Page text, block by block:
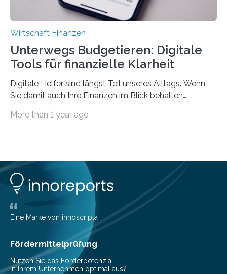
Wirtschaft Finanzen
Unterwegs Budgetieren: Digitale
Tools für finanzielle Klarheit
Digitale Helfer sind längst Teil unseres Alltags. Wenn
Sie damit auch Ihre Finanzen im Blick behalten
die genau das ermöglichen: Sie helfen Ihnen, Ausgaben
Lösungen interessieren. 1. Multibanking-Tools: Alle
Konten auf einen Blick Viele Banken bieten bereits in
ihrem Online-Banking eine Multibanking-Funktion an,
mit der sich Konten bei anderen Banken…
More than 1 year ago
Eine Marke von innoscripta
Fördermittelprüfung
Nutzen Sie das Förderpotenzial
in Ihrem Unternehmen optimal aus?